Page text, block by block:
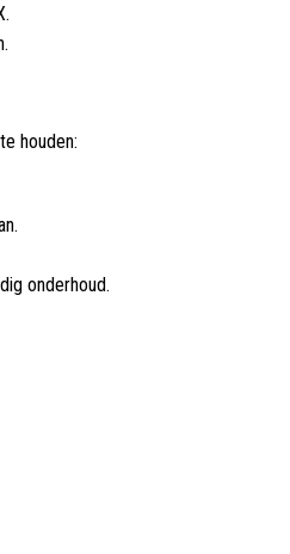
houden:
onderhoud.